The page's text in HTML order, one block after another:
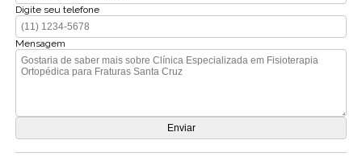
Digite seu telefone
Mensagem